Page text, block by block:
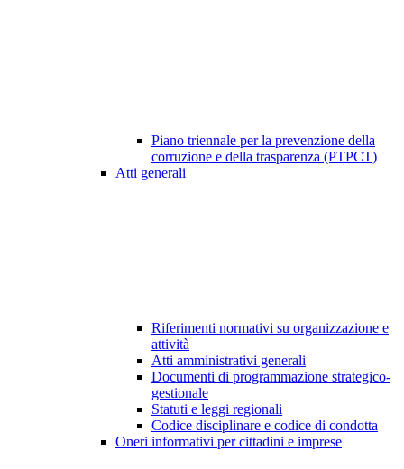
Piano triennale per la prevenzione della
corruzione e della trasparenza (PTPCT)
Atti generali
Riferimenti normativi su organizzazione e
attività
Atti amministrativi generali
Documenti di programmazione strategico-
gestionale
Statuti e leggi regionali
Codice disciplinare e codice di condotta
Oneri informativi per cittadini e imprese